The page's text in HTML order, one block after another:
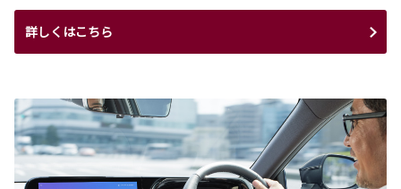
詳しくはこちら